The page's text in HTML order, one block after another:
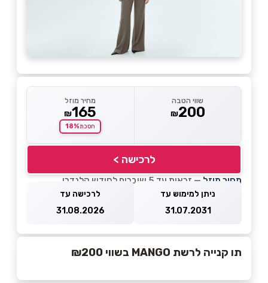
שווי הטבה
₪200
מחיר מוזל
₪165
חסכת18%
לרכישה >
מחיר מוזל — זכאות עד 5 שוברים לחודש קלנדרי
ניתן למימוש עד
31.07.2031
לרכישה עד
31.08.2026
תו קנייה לרשת MANGO בשווי ₪200